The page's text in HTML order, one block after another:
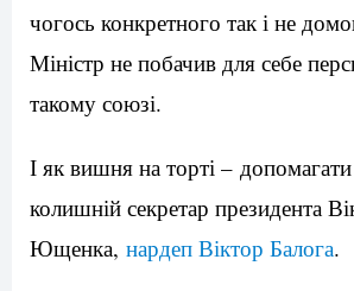
чогось конкретного так і не
Міністр не побачив для себе
такому союзі.
І як вишня на торті –
колишній секретар президента
Ющенка, нардеп Віктор Балога.